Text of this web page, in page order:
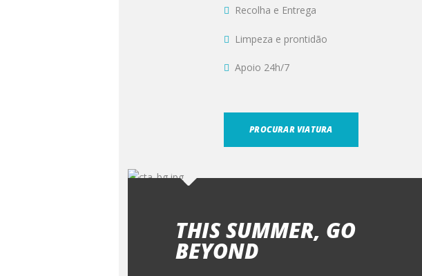
Recolha e Entrega
Limpeza e prontidão
Apoio 24h/7
PROCURAR VIATURA
THIS SUMMER, GO
BEYOND